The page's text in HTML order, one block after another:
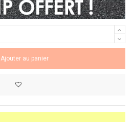
Ajouter au panier